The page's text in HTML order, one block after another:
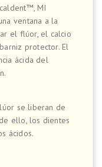
MI
ventana a la
el flúor, el calcio
protector. El
ácida del
se liberan de
ello, los dientes
ácidos.